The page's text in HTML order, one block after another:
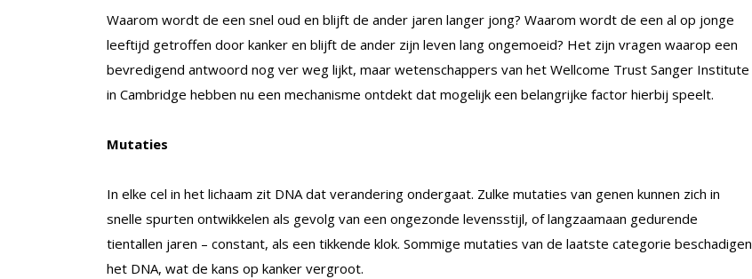
Waarom wordt de een snel oud en blijft de ander jaren langer jong? Waarom wordt de een al op jonge
leeftijd getroffen door kanker en blijft de ander zijn leven lang ongemoeid? Het zijn vragen waarop een
bevredigend antwoord nog ver weg lijkt, maar wetenschappers van het Wellcome Trust Sanger Institute
in Cambridge hebben nu een mechanisme ontdekt dat mogelijk een belangrijke factor hierbij speelt.
Mutaties
In elke cel in het lichaam zit DNA dat verandering ondergaat. Zulke mutaties van genen kunnen zich in
snelle spurten ontwikkelen als gevolg van een ongezonde levensstijl, of langzaamaan gedurende
tientallen jaren – constant, als een tikkende klok. Sommige mutaties van de laatste categorie beschadigen
het DNA, wat de kans op kanker vergroot.